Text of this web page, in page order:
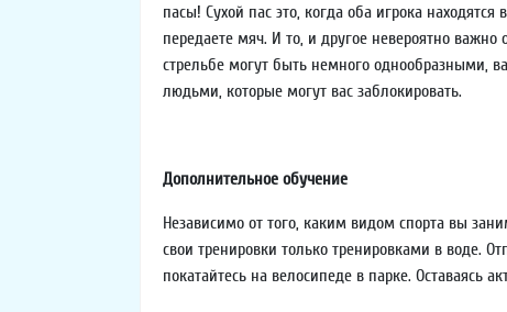
пасы! Сухой пас это, когда оба игрока
передаете мяч. И то, и другое невероятно
стрельбе могут быть немного однообразными,
людьми, которые могут вас заблокировать.
Дополнительное обучение
Независимо от того, каким видом спорта вы
свои тренировки только тренировками в воде.
покатайтесь на велосипеде в парке. Оставаясь